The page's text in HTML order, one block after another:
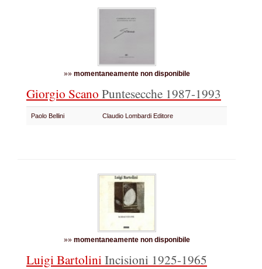
»» momentaneamente non disponibile
Giorgio Scano Puntesecche 1987-1993
Paolo Bellini Claudio Lombardi Editore
»» momentaneamente non disponibile
Luigi BartoliniIncisioni 1925-1965